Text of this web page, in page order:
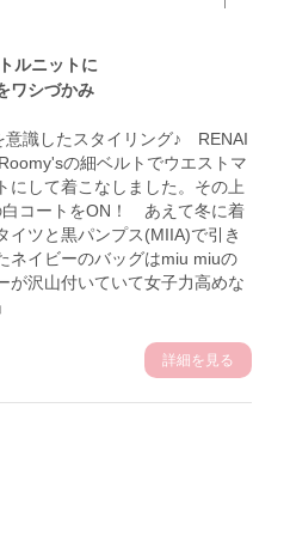
ルニットに
ワシづかみ
意識したスタイリング♪ RENAI
の細ベルトでウエストマ
にして着こなしました。その上
白コートをON！ あえて冬に着
ツと黒パンプス(MIIA)で引き
ネイビーのバッグはmiu miuの
が沢山付いていて女子力高めな
詳細を見る